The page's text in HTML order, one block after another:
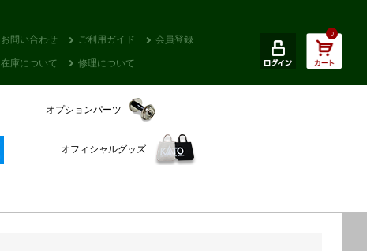
お問い合わせ ご利用ガイド 会員登録
在庫について 修理について
0
オプションパーツ
オフィシャルグッズ